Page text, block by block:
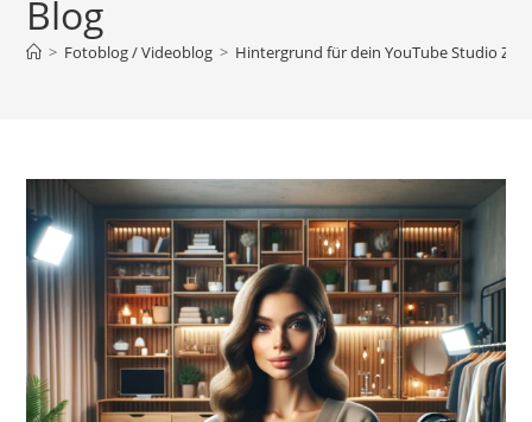
Blog
> Fotoblog / Videoblog > Hintergrund für dein YouTube Studio